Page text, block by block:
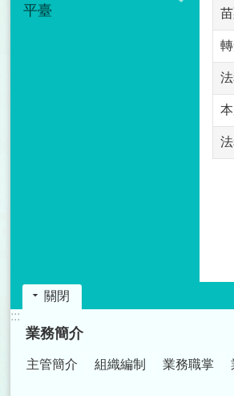
平臺
關閉
:::
業務簡介
主管簡介 組織編制 業務職掌